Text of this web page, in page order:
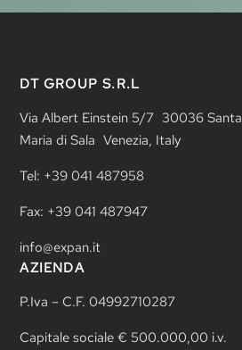
DT GROUP S.R.L
Via Albert Einstein 5/7 30036 Santa
Maria di Sala Venezia, Italy
Tel: +39 041 487958
Fax: +39 041 487947
info@expan.it
AZIENDA
P.Iva – C.F. 04992710287
Capitale sociale € 500.000,00 i.v.